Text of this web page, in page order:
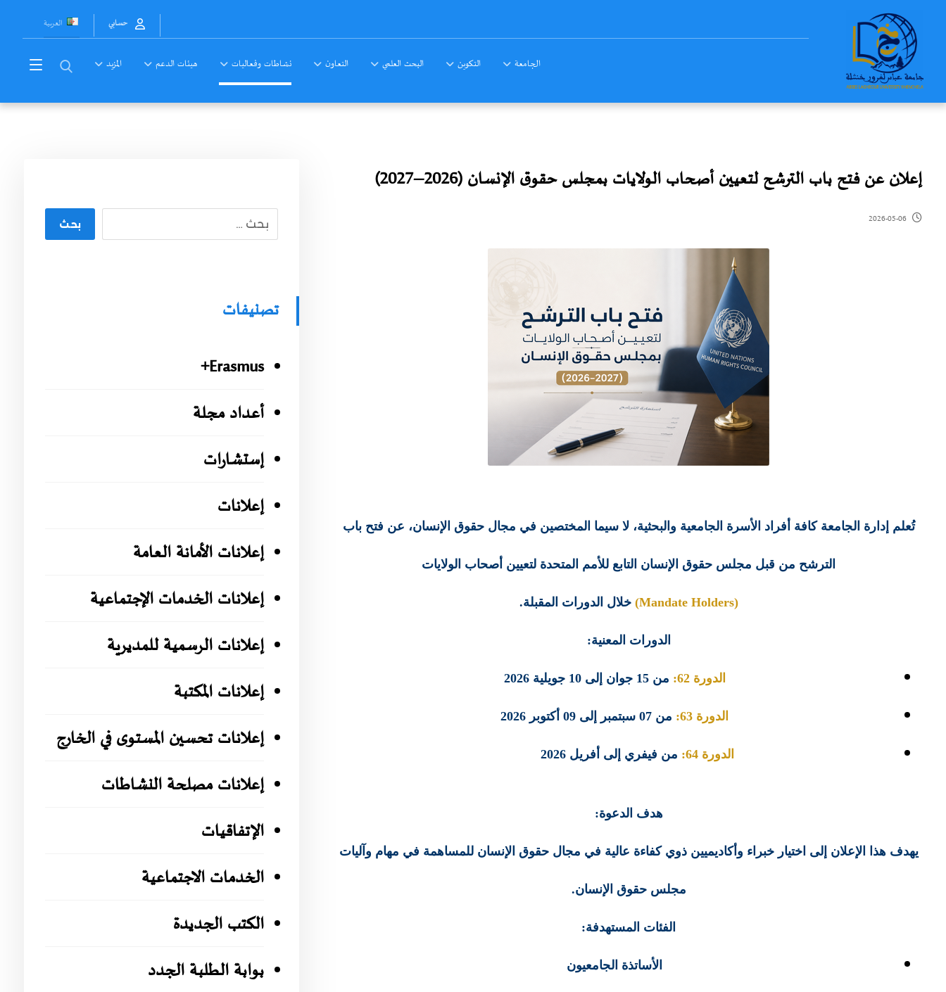
العربية حسابي
الجامعة التكوين البحث العلمي التعاون نشاطات وفعاليات هيئات الدعم المزيد
إعلان عن فتح باب الترشح لتعيين أصحاب الولايات بمجلس حقوق الإنسان (2026–2027)
2026-05-06
تُعلم إدارة الجامعة كافة أفراد الأسرة الجامعية والبحثية، لا سيما المختصين في مجال حقوق الإنسان، عن فتح باب
الترشح من قبل مجلس حقوق الإنسان التابع للأمم المتحدة لتعيين أصحاب الولايات
(Mandate Holders) خلال الدورات المقبلة.
الدورات المعنية:
الدورة 62: من 15 جوان إلى 10 جويلية 2026
الدورة 63: من 07 سبتمبر إلى 09 أكتوبر 2026
الدورة 64: من فيفري إلى أفريل 2026
هدف الدعوة:
يهدف هذا الإعلان إلى اختيار خبراء وأكاديميين ذوي كفاءة عالية في مجال حقوق الإنسان للمساهمة في مهام وآليات
مجلس حقوق الإنسان.
الفئات المستهدفة:
الأساتذة الجامعيون
بحث
تصنيفات
Erasmus+
أعداد مجلة
إستشارات
إعلانات
إعلانات الأمانة العامة
إعلانات الخدمات الإجتماعية
إعلانات الرسمية للمديرية
إعلانات المكتبة
إعلانات تحسين المستوى في الخارج
إعلانات مصلحة النشاطات
الإتفاقيات
الخدمات الاجتماعية
الكتب الجديدة
بوابة الطلبة الجدد